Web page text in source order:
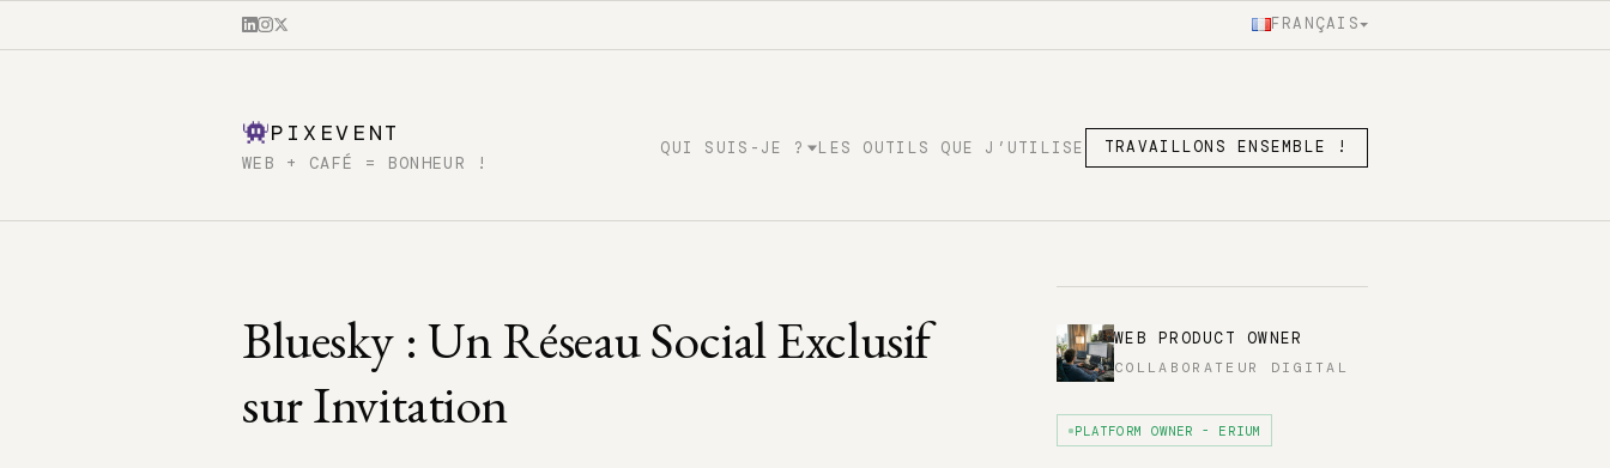
FRANÇAIS
PIXEVENT
WEB + CAFÉ = BONHEUR !
QUI SUIS-JE ? LES OUTILS QUE J’UTILISE TRAVAILLONS ENSEMBLE !
Bluesky : Un Réseau Social Exclusif
sur Invitation
WEB PRODUCT OWNER
COLLABORATEUR DIGITAL
PLATFORM OWNER - ERIUM